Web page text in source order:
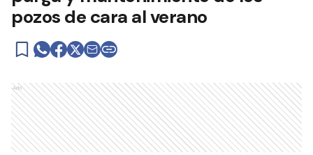
pozos de cara al verano
Ads